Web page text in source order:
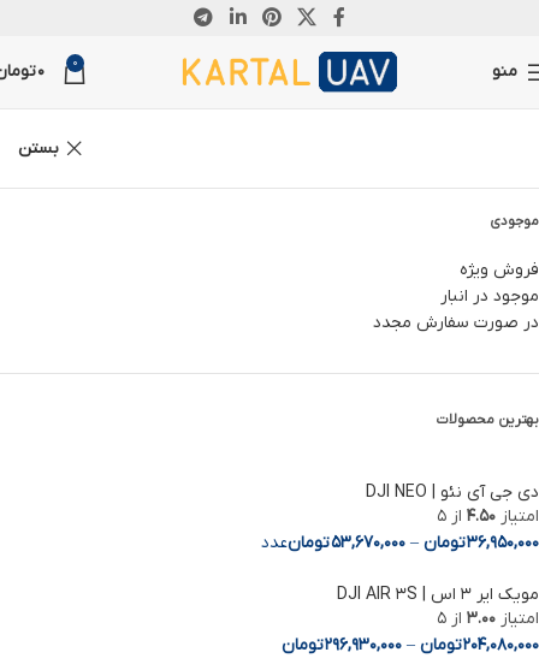
منو 0
0
بستن
موجودی
فروش ویژه
موجود در انبار
در صورت سفارش مجدد
بهترین محصولات
دی جی آی نئو | DJI NEO
امتیاز 4.50 از 5
36,950,000تومان –
53,670,000تومانعدد
مویک ایر 3 اس | DJI AIR 3S
امتیاز 3.00 از 5
204,080,000تومان –
296,930,000تومان